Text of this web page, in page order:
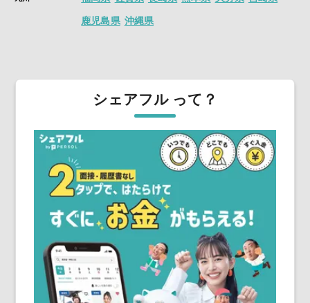
鹿児島県 沖縄県
シェアフル って？